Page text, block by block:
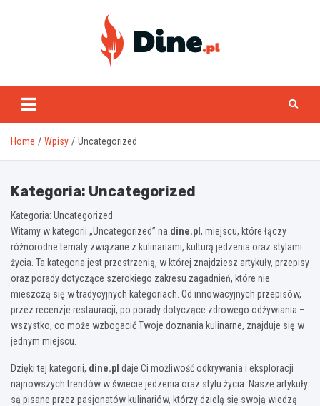
www.dine.pl
Home Wpisy Uncategorized
Kategoria: Uncategorized
Kategoria: Uncategorized
Witamy w kategorii „Uncategorized” na dine.pl , miejscu, które łączy
różnorodne tematy związane z kulinariami, kulturą jedzenia oraz stylami
życia. Ta kategoria jest przestrzenią, w której znajdziesz artykuły, przepisy
oraz porady dotyczące szerokiego zakresu zagadnień, które nie
mieszczą się w tradycyjnych kategoriach. Od innowacyjnych przepisów,
przez recenzje restauracji, po porady dotyczące zdrowego odżywiania –
wszystko, co może wzbogacić Twoje doznania kulinarne, znajduje się w
jednym miejscu.
Dzięki tej kategorii, dine.pl daje Ci możliwość odkrywania i eksploracji
najnowszych trendów w świecie jedzenia oraz stylu życia. Nasze artykuły
są pisane przez pasjonatów kulinariów, którzy dzielą się swoją wiedzą